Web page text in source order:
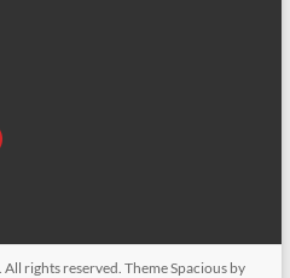
. All rights reserved. ThemeSpacious by